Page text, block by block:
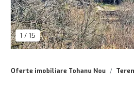
1 / 15
Oferte imobiliare Tohanu Nou